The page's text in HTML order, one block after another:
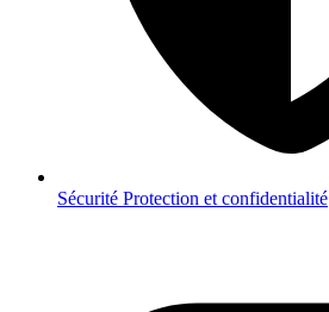
Sécurité Protection et confidentialité